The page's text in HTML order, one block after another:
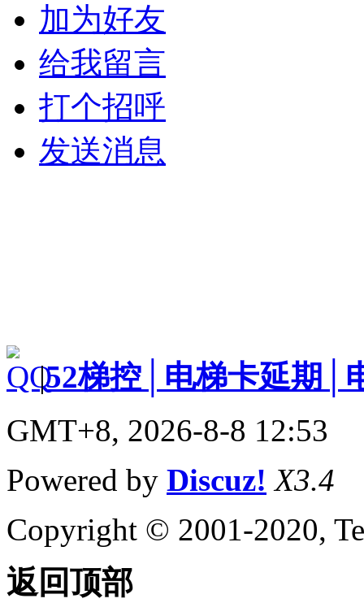
加为好友
给我留言
打个招呼
发送消息
|52梯控│电梯卡延期│
GMT+8, 2026-8-8 12:53
Powered by Discuz! X3.4
Copyright © 2001-2020,
返回顶部